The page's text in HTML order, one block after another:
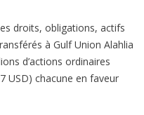
droits, obligations, actifs
à Gulf Union Alahlia
d’actions ordinaires
USD) chacune en faveur